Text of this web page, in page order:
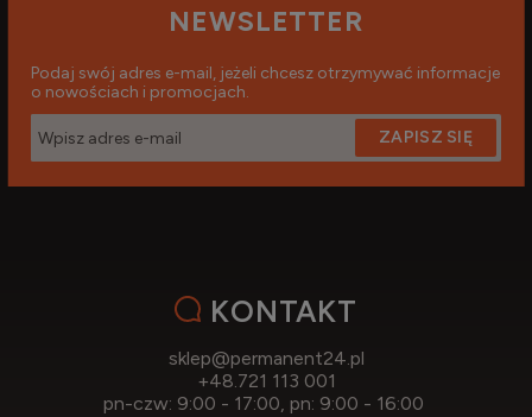
NEWSLETTER
Podaj swój adres e-mail, jeżeli chcesz otrzymywać informacje
o nowościach i promocjach.
ZAPISZ SIĘ
KONTAKT
sklep@permanent24.pl
+48.721 113 001
pn-czw: 9:00 - 17:00, pn: 9:00 - 16:00